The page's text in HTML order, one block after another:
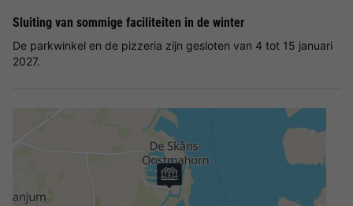
Sluiting van sommige faciliteiten in de winter
De parkwinkel en de pizzeria zijn gesloten van 4 tot 15 januari
2027.